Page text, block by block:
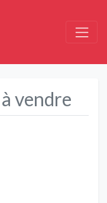
vendre